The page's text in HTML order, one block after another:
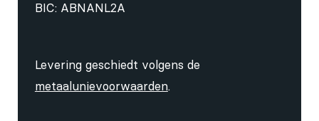
BIC: ABNANL2A
Levering geschiedt volgens de
metaalunievoorwaarden.